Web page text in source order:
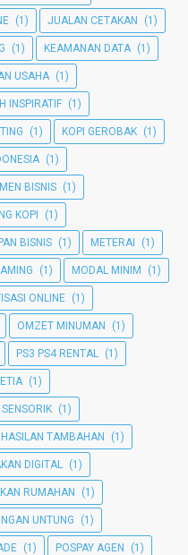
(1) JUALAN CETAKAN (1)
(1) KEAMANAN DATA (1)
USAHA (1)
INSPIRATIF (1)
(1) KOPI GEROBAK (1)
(1)
BISNIS (1)
KOPI (1)
BISNIS (1) METERAI (1)
(1) MODAL MINIM (1)
ONLINE (1)
OMZET MINUMAN (1)
PS3 PS4 RENTAL (1)
(1)
(1)
TAMBAHAN (1)
DIGITAL (1)
RUMAHAN (1)
UNTUNG (1)
(1) POSPAY AGEN (1)